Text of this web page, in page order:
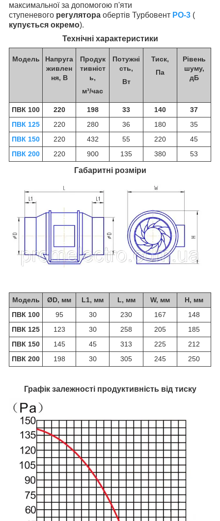
максимальної за допомогою п'яти
ступеневого регулятора обертів Турбовент РО-3 (
купується окремо).
Технічні характеристики
Модель
Напруга
живлен
ня, В
Продук
тивніст
ь,
м³/час
Потужні
сть,
Вт
Тиск,
Па
Рівень
шуму,
дБ
ПВК 100 220 198 33 140
37
ПВК 125
220 280 36 180
35
ПВК 150
220 432 55 220
45
ПВК 200
220 900 135 380 53
Габаритні розміри
Модель ØD, мм L1, мм L, мм W, мм
H, мм
ПВК 100
95 30 230 167
148
ПВК 125
123 30 258 205
185
ПВК 150
145 45 313 225
212
ПВК 200
198 30 305 245 250
Графік залежності продуктивність від тиску